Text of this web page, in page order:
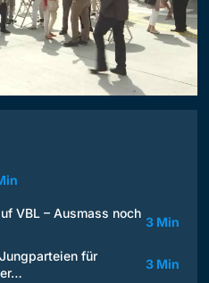
VBL – Ausmass noch
3 Min
für
3 Min